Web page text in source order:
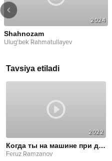
2024
Shahnozam
Ulug'bek Rahmatullayev
Tavsiya etiladi
2022
Когда ты на машине при деньгах
Feruz Ramzanov